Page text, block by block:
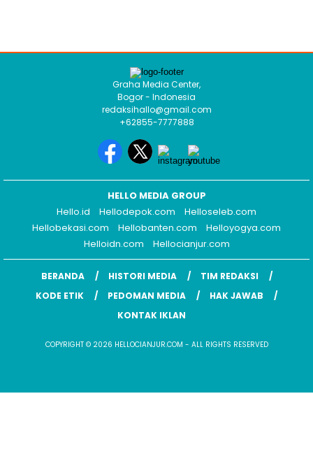
Graha Media Center,
Bogor - Indonesia
redaksihallo@gmail.com
+62855-7777888
HELLO MEDIA GROUP
Hello.id
Hellodepok.com
Helloseleb.com
Hellobekasi.com
Hellobanten.com
Helloyogya.com
Helloidn.com
Hellocianjur.com
BERANDA HISTORI MEDIA
TIM REDAKSI
KODE ETIK
PEDOMAN MEDIA
HAK JAWAB
KONTAK IKLAN
COPYRIGHT © 2026 HELLOCIANJUR.COM - ALL RIGHTS RESERVED